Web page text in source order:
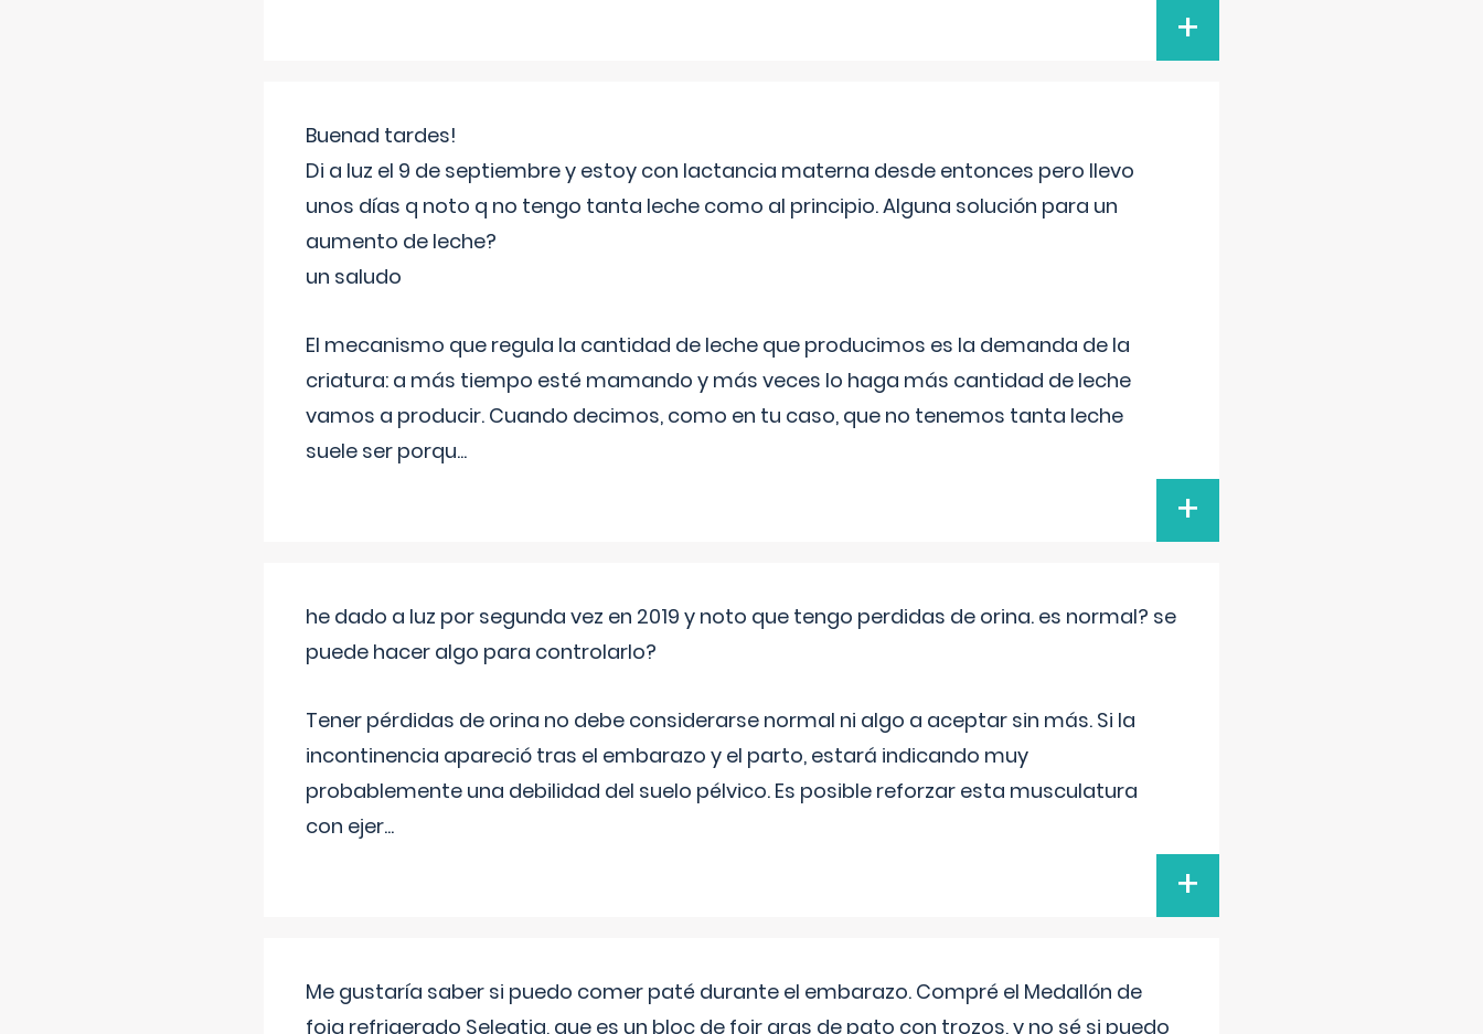
+
Buenad tardes!
Di a luz el 9 de septiembre y estoy con lactancia materna desde entonces pero llevo
unos días q noto q no tengo tanta leche como al principio. Alguna solución para un
aumento de leche?
un saludo
El mecanismo que regula la cantidad de leche que producimos es la demanda de la
criatura: a más tiempo esté mamando y más veces lo haga más cantidad de leche
vamos a producir. Cuando decimos, como en tu caso, que no tenemos tanta leche
suele ser porqu...
+
he dado a luz por segunda vez en 2019 y noto que tengo perdidas de orina. es normal? se
puede hacer algo para controlarlo?
Tener pérdidas de orina no debe considerarse normal ni algo a aceptar sin más. Si la
incontinencia apareció tras el embarazo y el parto, estará indicando muy
probablemente una debilidad del suelo pélvico. Es posible reforzar esta musculatura
con ejer...
+
Me gustaría saber si puedo comer paté durante el embarazo. Compré el Medallón de
foia refrigerado Seleqtia, que es un bloc de foir gras de pato con trozos, y no sé si puedo